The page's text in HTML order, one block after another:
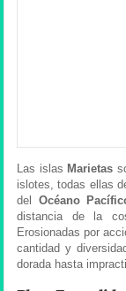
Las islas Marietas
islotes, todas ellas
del Océano
distancia de la
Erosionadas por
cantidad y
dorada hasta